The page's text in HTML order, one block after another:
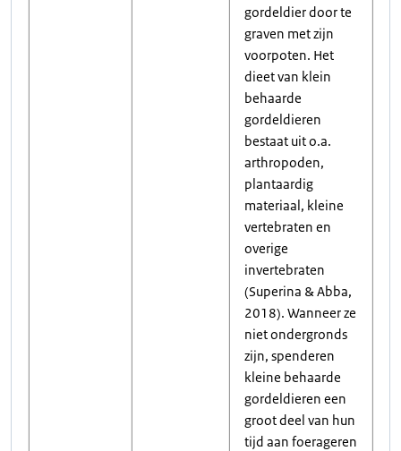
gordeldier door te
graven met zijn
voorpoten. Het
dieet van klein
behaarde
gordeldieren
bestaat uit o.a.
arthropoden,
plantaardig
materiaal, kleine
vertebraten en
overige
invertebraten
(Superina & Abba,
2018). Wanneer ze
niet ondergronds
zijn, spenderen
kleine behaarde
gordeldieren een
groot deel van hun
tijd aan foerageren